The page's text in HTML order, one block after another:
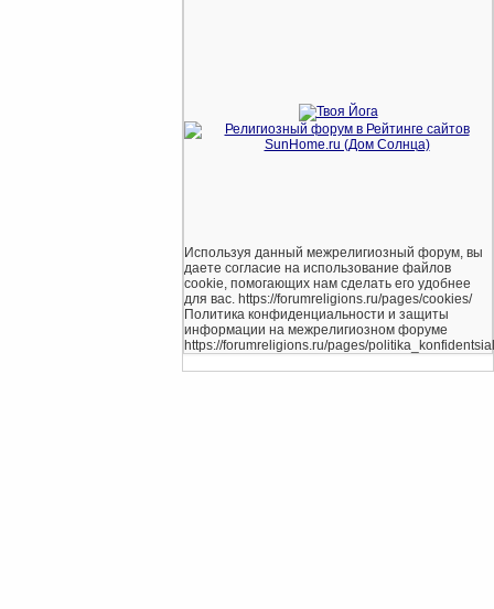
Используя данный межрелигиозный форум, вы
даете согласие на использование файлов
cookie, помогающих нам сделать его удобнее
для вас. https://forumreligions.ru/pages/cookies/
Политика конфиденциальности и защиты
информации на межрелигиозном форуме
https://forumreligions.ru/pages/